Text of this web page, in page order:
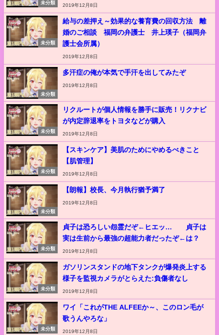
未分類
2019年12月8日
未分類
給与の差押え～効果的な養育費の回収方法 離
婚のご相談 福岡の弁護士 井上瑛子（福岡弁
護士会所属）
2019年12月8日
未分類
多汗症の俺が本気で手汗を出してみたぞ
2019年12月8日
未分類
リクルートが個人情報を勝手に販売！リクナビ
が内定辞退率をトヨタなどが購入
2019年12月8日
未分類
【スキンケア】美肌のためにやめるべきこと
【肌管理】
2019年12月8日
未分類
【朗報】校長、今月執行猶予満了
2019年12月8日
未分類
貞子は恐ろしい怨霊だぞ←ヒエッ… 貞子は
実は生前から最強の超能力者だったぞ←は？
2019年12月8日
未分類
ガソリンスタンドの地下タンクが爆発炎上する
様子を監視カメラがとらえた:負傷者なし
2019年12月8日
未分類
ワイ「これがTHE ALFEEか～、このロン毛が
歌うんやろな」
2019年12月8日